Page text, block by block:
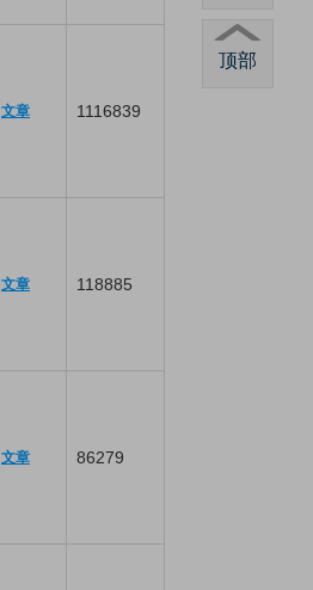
文章 1116839
文章 118885
文章 86279
顶部